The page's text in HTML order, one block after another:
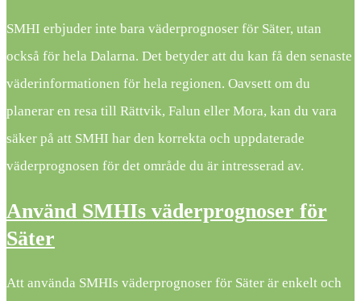
SMHI erbjuder inte bara väderprognoser för Säter, utan
också för hela Dalarna. Det betyder att du kan få den senaste
väderinformationen för hela regionen. Oavsett om du
planerar en resa till Rättvik, Falun eller Mora, kan du vara
säker på att SMHI har den korrekta och uppdaterade
väderprognosen för det område du är intresserad av.
Använd SMHIs väderprognoser för
Säter
Att använda SMHIs väderprognoser för Säter är enkelt och